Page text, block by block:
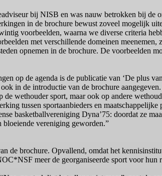
bij NISB en was nauw betrokken bij de
in de brochure bewust zoveel mogelijk
voorbeelden, waarna we diverse criteria
met verschillende domeinen
opnemen in de brochure. De voorbeelden
op de agenda is de publicatie van ‘De plus
in de introductie van de brochure
de wethouder sport, maar ook op andere
tussen sportaanbieders en
basketballvereniging Dyna’75: doordat ze
bloeiende vereniging geworden.”
de brochure. Opvallend, omdat het
meer de georganiseerde sport voor hun